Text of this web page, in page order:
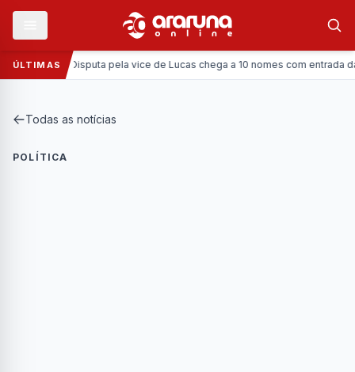
ÚLTIMAS
Política:Disputa pela vice de Lucas chega a 10 nomes com entrada da
Todas as notícias
POLÍTICA